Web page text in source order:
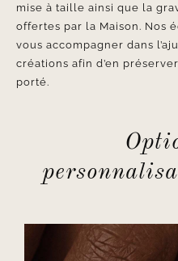
mise à taille ainsi que la
offertes par la Maison. Nos
vous accompagner dans
créations afin d’en
porté.